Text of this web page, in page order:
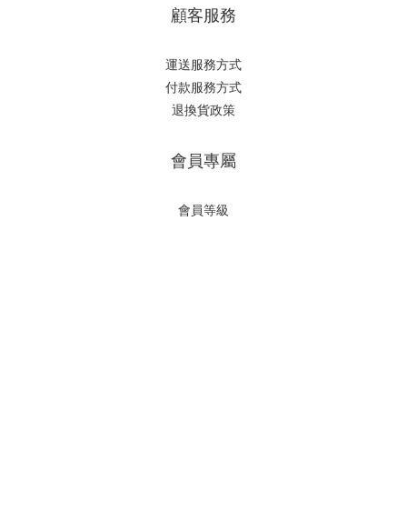
顧客服務
運送服務方式
付款服務方式
退換貨政策
會員專屬
會員等級